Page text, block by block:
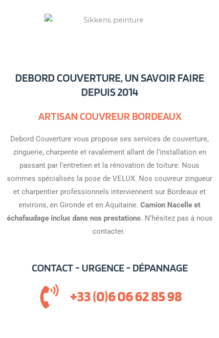
DEBORD COUVERTURE, UN SAVOIR FAIRE
DEPUIS 2014
ARTISAN COUVREUR BORDEAUX
Debord Couverture vous propose ses services de couverture,
zinguerie, charpente et ravalement allant de l’installation en
passant par l’entretien et la rénovation de toiture. Nous
sommes spécialisés la pose de VELUX. Nos couvreur zingueur
et charpentier professionnels interviennent sur Bordeaux et
environs, en Gironde et en Aquitaine. Camion Nacelle et
échafaudage inclus dans nos prestations. N’hésitez pas à nous
contacter.
CONTACT - URGENCE - DÉPANNAGE
+33 (0)6 06 62 85 98